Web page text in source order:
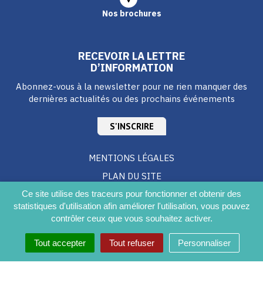
Ce site utilise des traceurs pour fonctionner et obtenir des
statistiques d'utilisation afin améliorer l'utilisation, vous pouvez
contrôler ceux que vous souhaitez activer.
Tout accepter Tout refuser Personnaliser
Nos brochures
RECEVOIR LA LETTRE
D’INFORMATION
Abonnez-vous à la newsletter pour ne rien manquer des
dernières actualités ou des prochains événements
S'INSCRIRE
MENTIONS LÉGALES
PLAN DU SITE
CRÉDITS
ACCESSIBILITÉ DU SITE